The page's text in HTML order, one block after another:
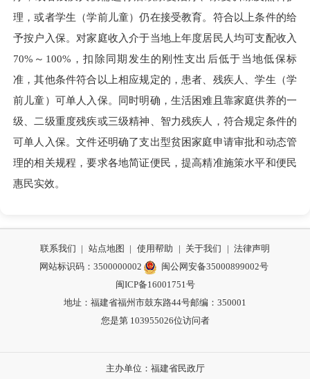
理，或者学生（学前儿童）仍在接受教育。符合以上条件的给
予按户入保。对家庭收入介于当地上年度居民人均可支配收入
70%～100%，扣除同期发生的刚性支出后低于当地低保标
准，其他条件符合以上相应规定的，患者、残疾人、学生（学
前儿童）可单人入保。同时明确，生活困难且靠家庭供养的一
级、二级重度残疾或三级精神、智力残疾人，符合规定条件的
可单人入保。文件还明确了支出型贫困家庭申请审批和动态管
理的相关规程，要求各地简证便民，提高精准施策水平和便民
惠民实效。
联系我们 | 站点地图 | 使用帮助 | 关于我们 | 法律声明
网站标识码：3500000002
闽公网安备35000899002号
闽ICP备16001751号
地址：福建省福州市鼓东路44号邮编：350001
您是第 103955026位访问者
主办单位：福建省民政厅